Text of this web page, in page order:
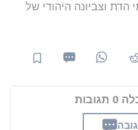
הדת וצביונה היהודי של